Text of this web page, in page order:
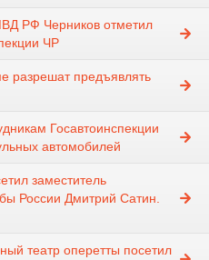
РФ Черников отметил
ЧР
разрешат предъявлять
Госавтоинспекции
автомобилей
заместитель
России Дмитрий Сатин.
театр оперетты посетил